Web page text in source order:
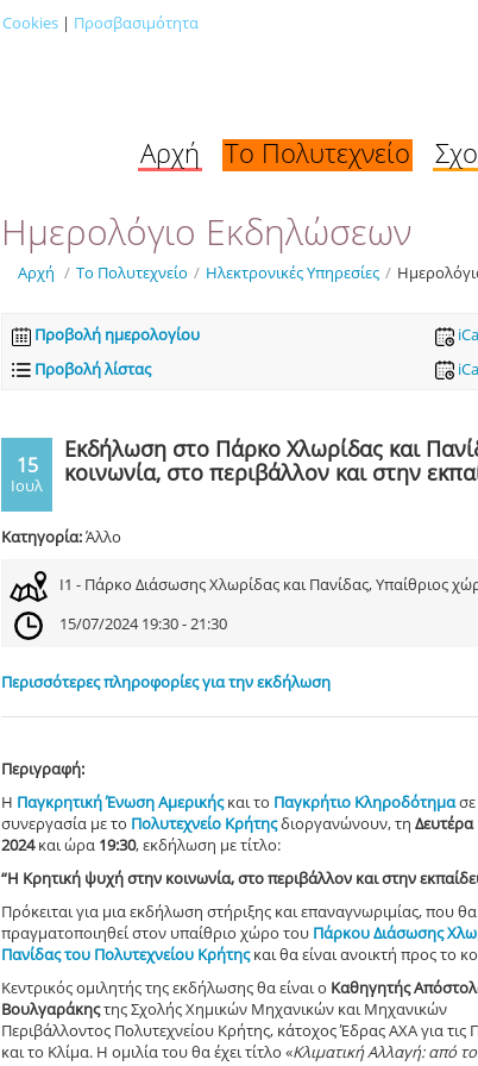
Cookies | Προσβασιμότητα
Αρχή Το Πολυτεχνείο
Ημερολόγιο Εκδηλώσεων
Αρχή / Το Πολυτεχνείο / Ηλεκτρονικές Υπηρεσίες /
Προβολή ημερολογίου
Προβολή λίστας
15
Ιουλ
Εκδήλωση στο Πάρκο Χλωρίδας και
κοινωνία, στο περιβάλλον και στην
Κατηγορία:Άλλο
Ι1 - Πάρκο Διάσωσης Χλωρίδας και Πανίδας, Υπαίθριος
15/07/2024 19:30 - 21:30
Περισσότερες πληροφορίες για την εκδήλωση
Περιγραφή:
Η Παγκρητική Ένωση Αμερικήςκαι το Παγκρήτιο Κληροδότημασε
συνεργασία με το Πολυτεχνείο Κρήτηςδιοργανώνουν, τη Δευτέρα
2024και ώρα 19:30, εκδήλωση με τίτλο:
“Η Κρητική ψυχή στην κοινωνία, στο περιβάλλον και στην
Πρόκειται για μια εκδήλωση στήριξης και επαναγνωριμίας, που θα
πραγματοποιηθεί στον υπαίθριο χώρο του Πάρκου Διάσωσης
Πανίδας του Πολυτεχνείου Κρήτηςκαι θα είναι ανοικτή προς το
Κεντρικός ομιλητής της εκδήλωσης θα είναι ο Καθηγητής
Βουλγαράκηςτης Σχολής Χημικών Μηχανικών και Μηχανικών
Περιβάλλοντος Πολυτεχνείου Κρήτης, κάτοχος Έδρας AXA για τις
και το Κλίμα. Η ομιλία του θα έχει τίτλο «Κλιματική Αλλαγή: από το